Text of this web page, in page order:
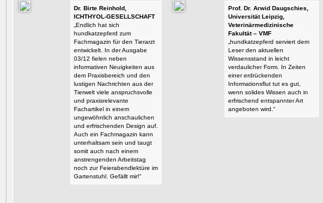
Dr. Birte Reinhold,
ICHTHYOL-GESELLSCHAFT
„Endlich hat sich
hundkatzepferd zum
Fachmagazin für den Tierarzt
entwickelt. In der Ausgabe
03/12 fielen neben
informativen Neuigkeiten aus
dem Praxisbereich und den
lustigen Nachrichten aus der
Tierwelt viele anspruchsvolle
und praxisrelevante
Fachartikel in einem
ungewöhnlich anschaulichen
und erfrischenden Design auf.
Auch ein Fachmagazin kann
unterhaltsam sein und taugt
somit auch nach einem
anstrengenden Arbeitstag
noch zur Feierabendlektüre im
Gartenstuhl. Gefällt mir!“
Prof. Dr. Arwid Daugschies,
Universität Leipzig,
Veterinärmedizinische
Fakultät – VMF
„hundkatzepferd serviert dem
Leser den aktuellen
Wissensstand in leicht
verdaulicher Form. In Zeiten
einer erdrückenden
Informationsflut tut es gut,
wenn solides Wissen auch in
erfrischend entspannter Art
angeboten wird.“